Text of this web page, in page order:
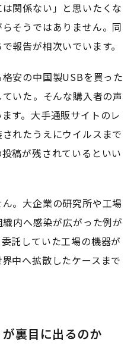
関係ない」と思いたくな
そうではありません。同
報告が相次いでいます。
安の中国製USBを買った
いた――。そんな購入者の声
す。大手通販サイトのレ
れたうえにウイルスまで
稿が残されているといい
。大企業の研究所や工場
内へ感染が広がった例が
託していた工場の機器が
中へ拡散したケースまで
裏目に出るのか